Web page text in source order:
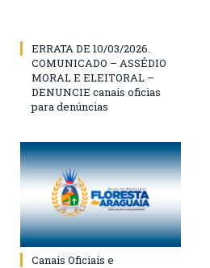
ERRATA DE 10/03/2026.
COMUNICADO – ASSÉDIO
MORAL E ELEITORAL –
DENUNCIE canais oficias
para denúncias
Canais Oficiais e